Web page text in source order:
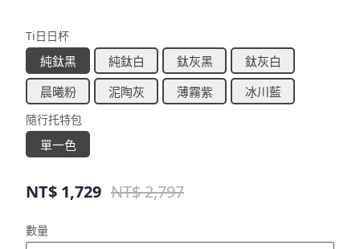
Ti日日杯
純鈦黑 純鈦白 鈦灰黑
鈦灰白
晨曦粉
泥陶灰 薄霧紫 冰川藍
隨行托特包
單一色
NT$ 1,729 NT$ 2,797
數量